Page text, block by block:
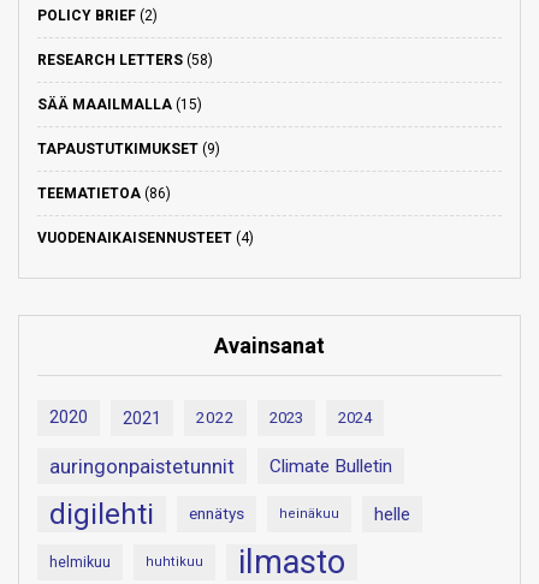
POLICY BRIEF (2)
RESEARCH LETTERS (58)
SÄÄ MAAILMALLA (15)
TAPAUSTUTKIMUKSET (9)
TEEMATIETOA (86)
VUODENAIKAISENNUSTEET (4)
Avainsanat
2020 2021 2022 2023 2024
auringonpaistetunnit Climate Bulletin
digilehti ennätys heinäkuu helle
helmikuu huhtikuu ilmasto